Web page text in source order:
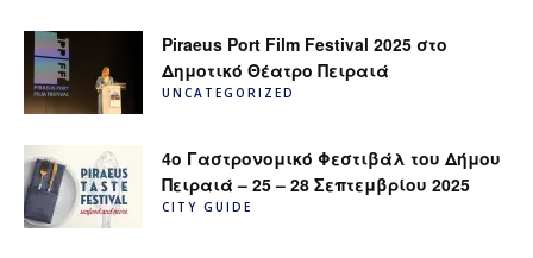
Piraeus Port Film Festival 2025 στο
Δημοτικό Θέατρο Πειραιά
UNCATEGORIZED
4ο Γαστρονομικό Φεστιβάλ του Δήμου
Πειραιά – 25 – 28 Σεπτεμβρίου 2025
CITY GUIDE